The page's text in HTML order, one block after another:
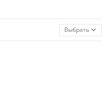
Выбрать